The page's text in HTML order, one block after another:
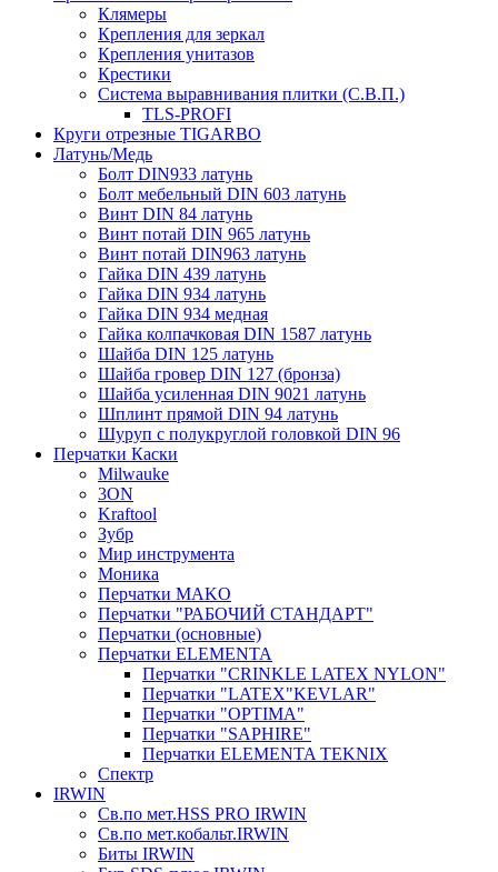
Клямеры
Крепления для зеркал
Крепления унитазов
Крестики
Система выравнивания плитки (С.В.П.)
TLS-PROFI
Круги отрезные TIGARBO
Латунь/Медь
Болт DIN933 латунь
Болт мебельный DIN 603 латунь
Винт DIN 84 латунь
Винт потай DIN 965 латунь
Винт потай DIN963 латунь
Гайка DIN 439 латунь
Гайка DIN 934 латунь
Гайка DIN 934 медная
Гайка колпачковая DIN 1587 латунь
Шайба DIN 125 латунь
Шайба гровер DIN 127 (бронза)
Шайба усиленная DIN 9021 латунь
Шплинт прямой DIN 94 латунь
Шуруп с полукруглой головкой DIN 96
Перчатки Каски
Milwauke
3ON
Kraftool
Зубр
Мир инструмента
Моника
Перчатки MAKO
Перчатки "РАБОЧИЙ СТАНДАРТ"
Перчатки (основные)
Перчатки ELEMENTA
Перчатки "CRINKLE LATEX NYLON"
Перчатки "LATEX"KEVLAR"
Перчатки "OPTIMA"
Перчатки "SAPHIRE"
Перчатки ELEMENTA TEKNIX
Спектр
IRWIN
Св.по мет.HSS PRO IRWIN
Св.по мет.кобальт.IRWIN
Биты IRWIN